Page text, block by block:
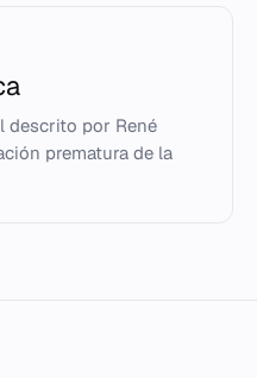
descrito por René
prematura de la